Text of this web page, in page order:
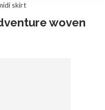
skirt
woven